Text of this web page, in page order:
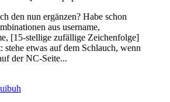
den nun ergänzen? Habe schon
aus username,
[15-stellige zufällige Zeichenfolge]
stehe etwas auf dem Schlauch, wenn
der NC-Seite...